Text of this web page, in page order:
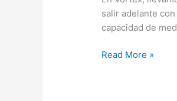
salir adelante
capacidad de
Read More »